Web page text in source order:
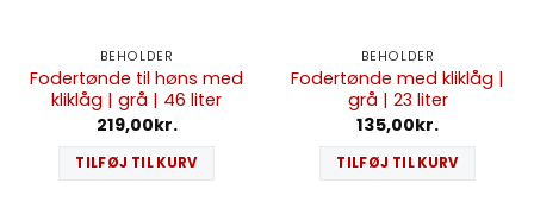
BEHOLDER
Fodertønde til høns med
kliklåg | grå | 46 liter
219,00kr.
TILFØJ TIL KURV
BEHOLDER
Fodertønde med kliklåg |
grå | 23 liter
135,00kr.
TILFØJ TIL KURV